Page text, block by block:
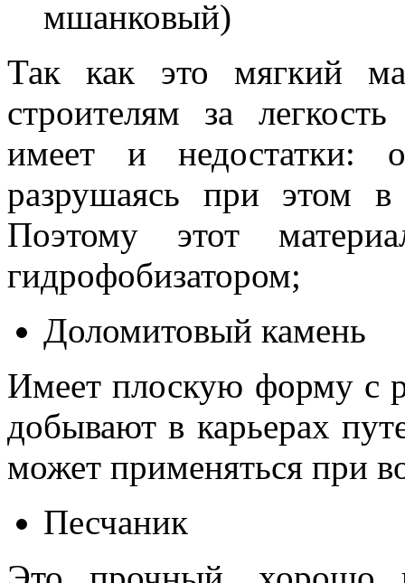
мшанковый)
Так как это мягкий
строителям за
имеет и недостатки:
разрушаясь при этом
Поэтому этот
гидрофобизатором;
Доломитовый камень
Имеет плоскую форму с
добывают в карьерах
может применяться при
Песчаник